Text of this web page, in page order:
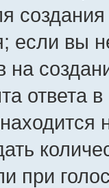
если вы
на
ответа
при